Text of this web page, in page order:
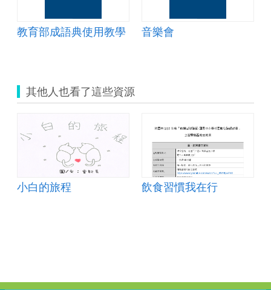
教育部成語典使用教學 音樂會
其他人也看了這些資源
小白的旅程 飲食習慣我在行